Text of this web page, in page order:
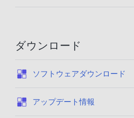
ダウンロード
ソフトウェアダウンロード
アップデート情報